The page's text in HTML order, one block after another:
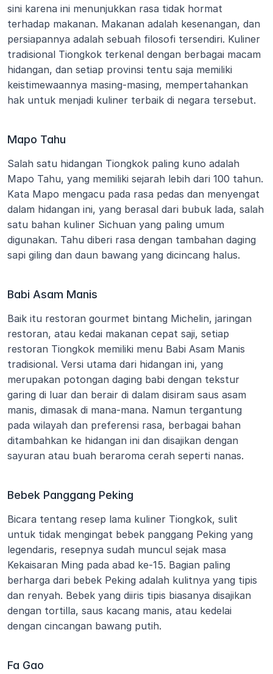
sini karena ini menunjukkan rasa tidak hormat
terhadap makanan. Makanan adalah kesenangan, dan
persiapannya adalah sebuah filosofi tersendiri. Kuliner
tradisional Tiongkok terkenal dengan berbagai macam
hidangan, dan setiap provinsi tentu saja memiliki
keistimewaannya masing-masing, mempertahankan
hak untuk menjadi kuliner terbaik di negara tersebut.
Mapo Tahu
Salah satu hidangan Tiongkok paling kuno adalah
Mapo Tahu, yang memiliki sejarah lebih dari 100 tahun.
Kata Mapo mengacu pada rasa pedas dan menyengat
dalam hidangan ini, yang berasal dari bubuk lada, salah
satu bahan kuliner Sichuan yang paling umum
digunakan. Tahu diberi rasa dengan tambahan daging
sapi giling dan daun bawang yang dicincang halus.
Babi Asam Manis
Baik itu restoran gourmet bintang Michelin, jaringan
restoran, atau kedai makanan cepat saji, setiap
restoran Tiongkok memiliki menu Babi Asam Manis
tradisional. Versi utama dari hidangan ini, yang
merupakan potongan daging babi dengan tekstur
garing di luar dan berair di dalam disiram saus asam
manis, dimasak di mana-mana. Namun tergantung
pada wilayah dan preferensi rasa, berbagai bahan
ditambahkan ke hidangan ini dan disajikan dengan
sayuran atau buah beraroma cerah seperti nanas.
Bebek Panggang Peking
Bicara tentang resep lama kuliner Tiongkok, sulit
untuk tidak mengingat bebek panggang Peking yang
legendaris, resepnya sudah muncul sejak masa
Kekaisaran Ming pada abad ke-15. Bagian paling
berharga dari bebek Peking adalah kulitnya yang tipis
dan renyah. Bebek yang diiris tipis biasanya disajikan
dengan tortilla, saus kacang manis, atau kedelai
dengan cincangan bawang putih.
Fa Gao